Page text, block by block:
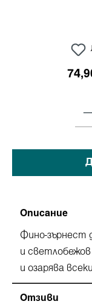
Описание
Фино-зърнест
и
и озарява
Отзиви